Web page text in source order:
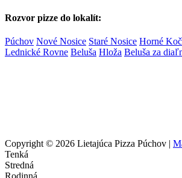
Rozvor pizze do lokalít:
Púchov Nové Nosice Staré Nosice Horné
Lednické Rovne Beluša Hloža Beluša za
Copyright © 2026 Lietajúca Pizza Púchov |
Tenká
Stredná